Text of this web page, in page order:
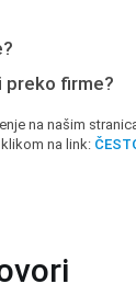
preko firme?
na našim
na link: